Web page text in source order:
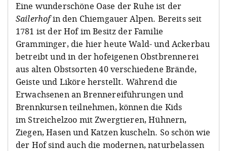
Eine wunderschöne Oase der Ruhe ist der
Sailerhofin den Chiemgauer Alpen. Bereits seit
1781 ist der Hof im Besitz der Familie
Gramminger, die hier heute Wald- und Ackerbau
betreibt und in der hofeigenen Obstbrennerei
aus alten Obstsorten 40 verschiedene Brände,
Geiste und Liköre herstellt. Während die
Erwachsenen an Brennereiführungen und
Brennkursen teilnehmen, können die Kids
im Streichelzoo mit Zwergtieren, Hühnern,
Ziegen, Hasen und Katzen kuscheln. So schön wie
der Hof sind auch die modernen, naturbelassen